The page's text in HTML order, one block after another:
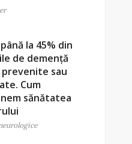
la 45% din
de demență
sau
Cum
sănătatea